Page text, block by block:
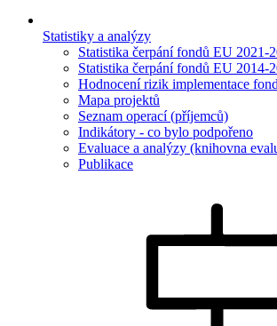
Statistiky a analýzy
Statistika čerpání fondů EU 2021-
Statistika čerpání fondů EU 2014-
Hodnocení rizik implementace
Mapa projektů
Seznam operací (příjemců)
Indikátory - co bylo podpořeno
Evaluace a analýzy (knihovna
Publikace